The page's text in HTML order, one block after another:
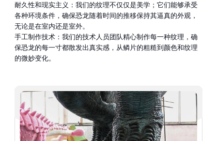
耐久性和现实主义：我们的纹理不仅仅是美学；它们能够承受
各种环境条件，确保恐龙随着时间的推移保持其逼真的外观，
无论是在室内还是室外。
手工制作技术：我们的技术人员团队精心制作每一种纹理，确
保恐龙的每一寸都散发出真实感，从鳞片的粗糙到颜色和纹理
的微妙变化。